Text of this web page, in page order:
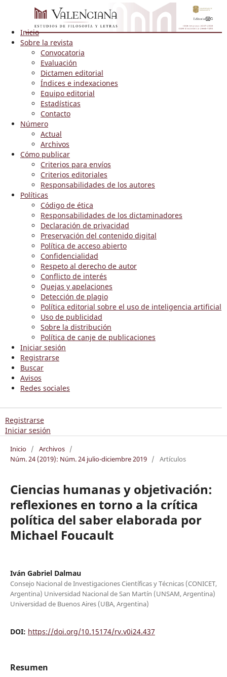
Inicio
Sobre la revista
Convocatoria
Evaluación
Dictamen editorial
Índices e indexaciones
Equipo editorial
Estadísticas
Contacto
Número
Actual
Archivos
Cómo publicar
Criterios para envíos
Criterios editoriales
Responsabilidades de los autores
Políticas
Código de ética
Responsabilidades de los dictaminadores
Declaración de privacidad
Preservación del contenido digital
Política de acceso abierto
Confidencialidad
Respeto al derecho de autor
Conflicto de interés
Quejas y apelaciones
Detección de plagio
Política editorial sobre el uso de inteligencia artificial
Uso de publicidad
Sobre la distribución
Política de canje de publicaciones
Iniciar sesión
Registrarse
Buscar
Avisos
Redes sociales
Registrarse
Iniciar sesión
Inicio / Archivos /
Núm. 24 (2019): Núm. 24 julio-diciembre 2019 / Artículos
Ciencias humanas y objetivación:
reflexiones en torno a la crítica
política del saber elaborada por
Michael Foucault
Iván Gabriel Dalmau
Consejo Nacional de Investigaciones Científicas y Técnicas (CONICET,
Argentina) Universidad Nacional de San Martín (UNSAM, Argentina)
Universidad de Buenos Aires (UBA, Argentina)
DOI: https://doi.org/10.15174/rv.v0i24.437
Resumen